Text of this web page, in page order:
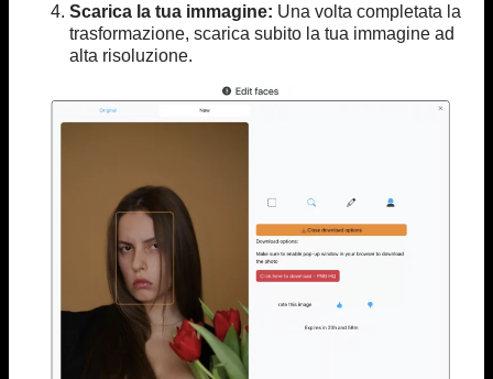
Scarica la tua immagine: Una volta completata la
trasformazione, scarica subito la tua immagine ad
alta risoluzione.